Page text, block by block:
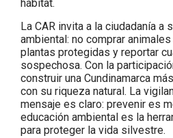
hábitat.
La CAR invita a la ciudadanía a
ambiental: no comprar
plantas protegidas y reportar
sospechosa. Con la
construir una Cundinamarca
con su riqueza natural. La
mensaje es claro: prevenir es
educación ambiental es la
para proteger la vida silvestre.